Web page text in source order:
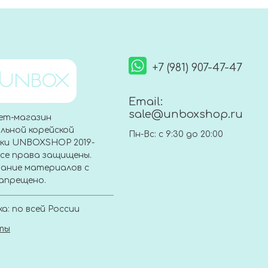
магазин
корейской
UNBOXSHOP 2019-
права защищены.
материалов с
по всей России
+7 (981) 907-47-47
Email:
sale@unboxshop.ru
Пн-Вс: с 9:30 до 20:00